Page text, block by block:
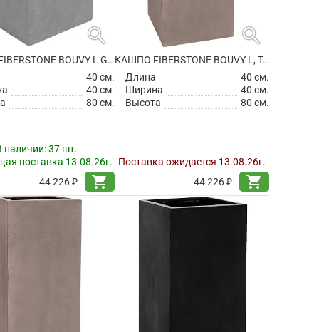
search
КАШПО FIBERSTONE BOUVY L GREY
40 см.
40 см.
80 см.
наличии:37 шт.
поставка 13.08.26г.
44 226 ₽
shopping_cart
search
КАШПО FIBERSTONE BOUVY L, TAUPE
Длина
40 см.
Ширина
40 см.
Высота
80 см.
Поставка ожидается 13.08.26г.
44 226 ₽
shopping_cart